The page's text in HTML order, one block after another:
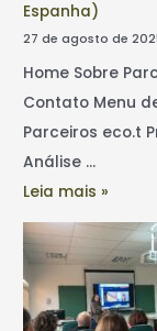
Espanha)
27 de agosto de
Home Sobre
Contato Menu
Parceiros eco.t
Análise …
Leia mais »